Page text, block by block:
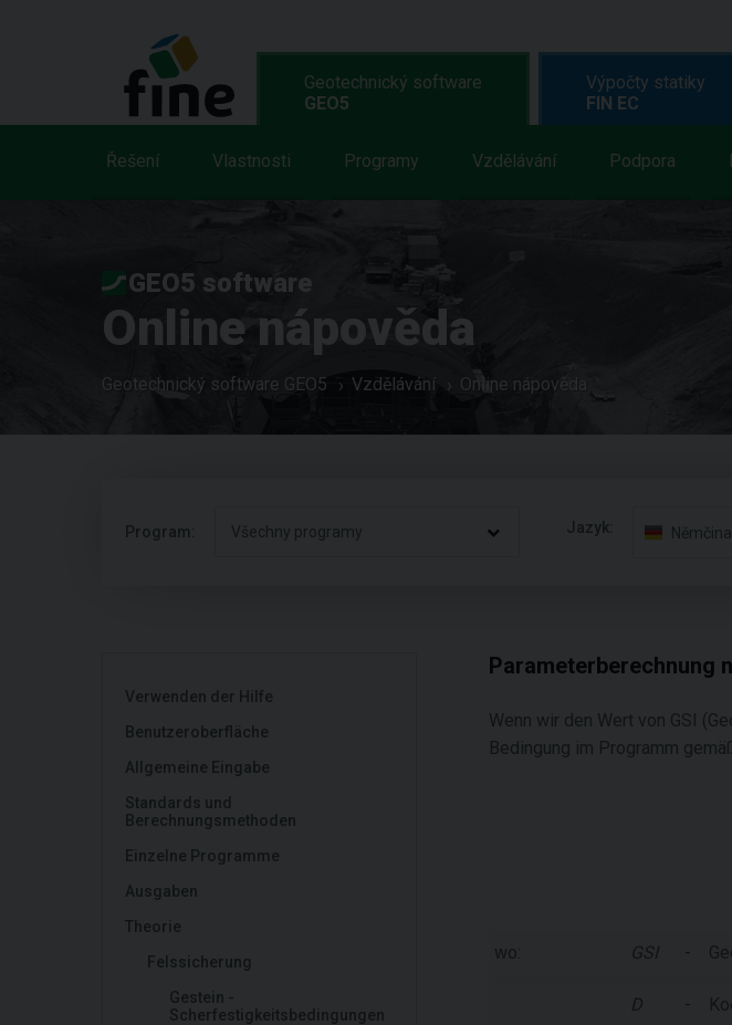
Geotechnický software
GEO5
Řešení Vlastnosti Programy Vzdělávání Podpora
Výpočty statiky
FIN EC
GEO5 software
Online nápověda
Geotechnický software GEO5 Vzdělávání Online nápověda
Program: Všechny programy Jazyk: Němčina
Verwenden der Hilfe
Benutzeroberfläche
Allgemeine Eingabe
Standards und
Berechnungsmethoden
Einzelne Programme
Ausgaben
Theorie
Felssicherung
Gestein -
Scherfestigkeitsbedingungen
Parameterberechnung
Wenn wir den Wert von GSI
Bedingung im Programm
wo: GSI -
D -